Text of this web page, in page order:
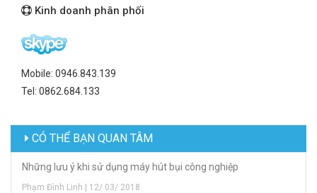
Kinh doanh phân phối
Mobile: 0946.843.139
Tel: 0862.684.133
CÓ THỂ BẠN QUAN TÂM
Những lưu ý khi sử dụng máy hút bụi công nghiệp
Phạm Đình Linh | 12/ 03/ 2018